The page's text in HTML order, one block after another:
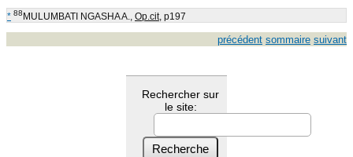
* 88MULUMBATI NGASHA A., Op.cit, p197
précédent sommaire suivant
Rechercher sur
le site: